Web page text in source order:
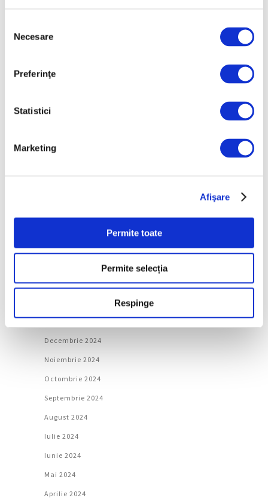
consimțământului
Necesare
Preferinţe
Statistici
Marketing
Afişare
Permite toate
Permite selecția
Respinge
Aprilie 2026
Februarie 2026
Decembrie 2025
Octombrie 2025
Martie 2025
Ianuarie 2025
Decembrie 2024
Noiembrie 2024
Octombrie 2024
Septembrie 2024
August 2024
Iulie 2024
Iunie 2024
Mai 2024
Aprilie 2024